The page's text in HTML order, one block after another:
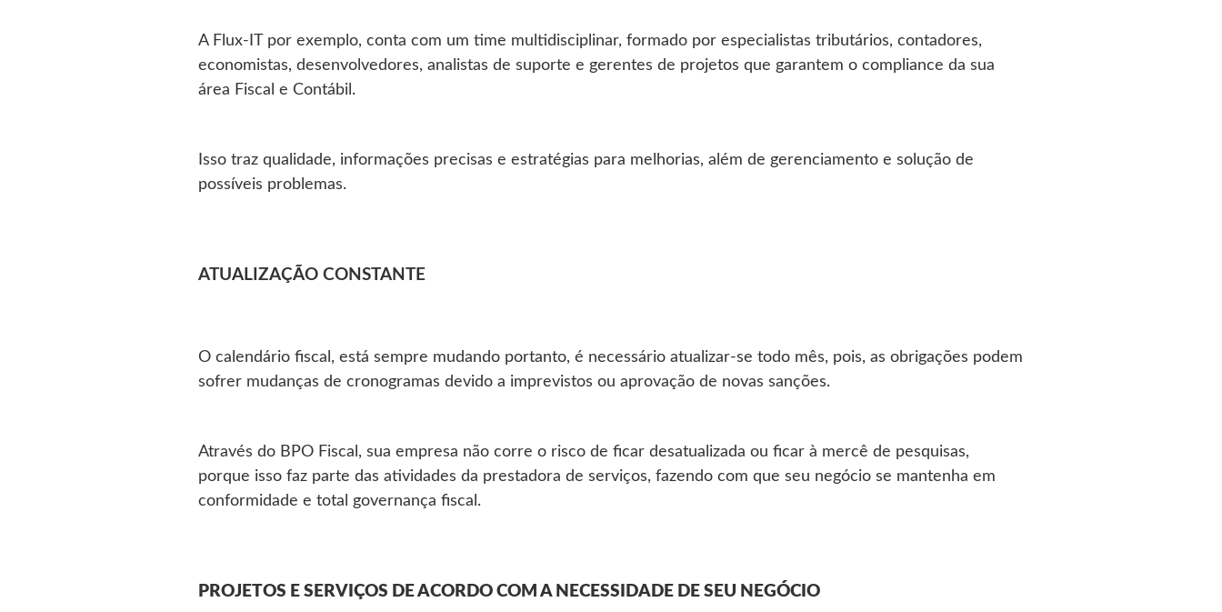
A Flux-IT por exemplo, conta com um time multidisciplinar, formado por especialistas tributários, contadores,
economistas, desenvolvedores, analistas de suporte e gerentes de projetos que garantem o compliance da sua
área Fiscal e Contábil.
Isso traz qualidade, informações precisas e estratégias para melhorias, além de gerenciamento e solução de
possíveis problemas.
ATUALIZAÇÃO CONSTANTE
O calendário fiscal, está sempre mudando portanto, é necessário atualizar-se todo mês, pois, as obrigações podem
sofrer mudanças de cronogramas devido a imprevistos ou aprovação de novas sanções.
Através do BPO Fiscal, sua empresa não corre o risco de ficar desatualizada ou ficar à mercê de pesquisas,
porque isso faz parte das atividades da prestadora de serviços, fazendo com que seu negócio se mantenha em
conformidade e total governança fiscal.
PROJETOS E SERVIÇOS DE ACORDO COM A NECESSIDADE DE SEU NEGÓCIO